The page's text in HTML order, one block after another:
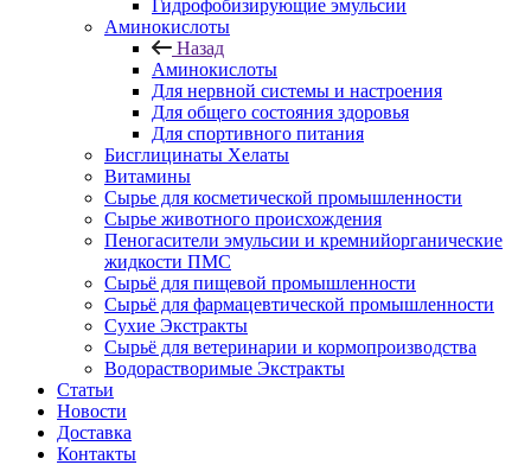
Гидрофобизирующие эмульсии
Аминокислоты
Назад
Аминокислоты
Для нервной системы и настроения
Для общего состояния здоровья
Для спортивного питания
Бисглицинаты Хелаты
Витамины
Сырье для косметической промышленности
Сырье животного происхождения
Пеногасители эмульсии и кремнийорганические
жидкости ПМС
Сырьё для пищевой промышленности
Сырьё для фармацевтической промышленности
Сухие Экстракты
Сырьё для ветеринарии и кормопроизводства
Водорастворимые Экстракты
Статьи
Новости
Доставка
Контакты